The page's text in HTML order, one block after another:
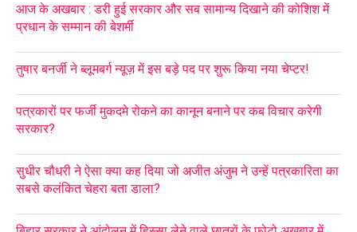
आज के अखबार : डरी हुई सरकार और सब सामान्य दिखाने की कोशिश में
प्रधान के सम्मान की बेशर्मी
तुषार बनर्जी ने ब्लूमबर्ग न्यूज़ में इस बड़े पद पर शुरू किया नया चेप्टर!
पत्रकारों पर फर्जी मुकदमे रोकने का कानून बनाने पर कब विचार करेगी
सरकार?
सुधीर चौधरी ने ऐसा क्या कह दिया जो अजीत अंजुम ने उन्हें पत्रकारिता का
सबसे कलंकित चेहरा बता डाला?